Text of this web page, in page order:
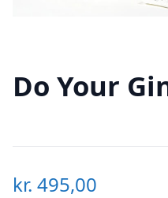
Do Your
kr. 495,00